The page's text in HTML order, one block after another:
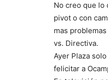
No creo que lo
pivot o con
mas
vs. Directiva.
Ayer Plaza
felicitar a